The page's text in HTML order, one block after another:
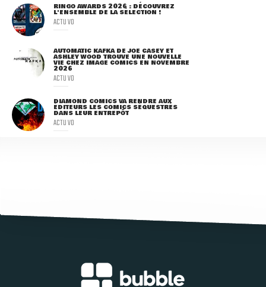
RINGO AWARDS 2026 : DÉCOUVREZ
L'ENSEMBLE DE LA SÉLECTION !
ACTU VO
AUTOMATIC KAFKA DE JOE CASEY ET
ASHLEY WOOD TROUVE UNE NOUVELLE
VIE CHEZ IMAGE COMICS EN NOVEMBRE
2026
ACTU VO
DIAMOND COMICS VA RENDRE AUX
ÉDITEURS LES COMICS SÉQUESTRÉS
DANS LEUR ENTREPÔT
ACTU VO